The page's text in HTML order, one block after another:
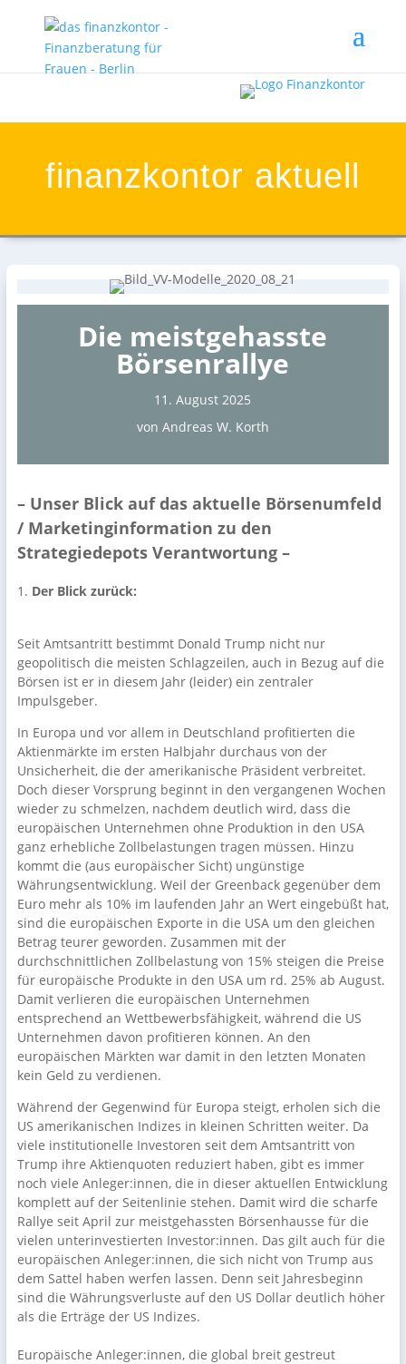
finanzkontor aktuell
Die meistgehasste
Börsenrallye
11. August 2025
von Andreas W. Korth
– Unser Blick auf das aktuelle Börsenumfeld
/ Marketinginformation zu den
Strategiedepots Verantwortung –
1. Der Blick zurück:
Seit Amtsantritt bestimmt Donald Trump nicht nur
geopolitisch die meisten Schlagzeilen, auch in Bezug auf die
Börsen ist er in diesem Jahr (leider) ein zentraler
Impulsgeber.
In Europa und vor allem in Deutschland profitierten die
Aktienmärkte im ersten Halbjahr durchaus von der
Unsicherheit, die der amerikanische Präsident verbreitet.
Doch dieser Vorsprung beginnt in den vergangenen Wochen
wieder zu schmelzen, nachdem deutlich wird, dass die
europäischen Unternehmen ohne Produktion in den USA
ganz erhebliche Zollbelastungen tragen müssen. Hinzu
kommt die (aus europäischer Sicht) ungünstige
Währungsentwicklung. Weil der Greenback gegenüber dem
Euro mehr als 10% im laufenden Jahr an Wert eingebüßt hat,
sind die europäischen Exporte in die USA um den gleichen
Betrag teurer geworden. Zusammen mit der
durchschnittlichen Zollbelastung von 15% steigen die Preise
für europäische Produkte in den USA um rd. 25% ab August.
Damit verlieren die europäischen Unternehmen
entsprechend an Wettbewerbsfähigkeit, während die US
Unternehmen davon profitieren können. An den
europäischen Märkten war damit in den letzten Monaten
kein Geld zu verdienen.
Während der Gegenwind für Europa steigt, erholen sich die
US amerikanischen Indizes in kleinen Schritten weiter. Da
viele institutionelle Investoren seit dem Amtsantritt von
Trump ihre Aktienquoten reduziert haben, gibt es immer
noch viele Anleger:innen, die in dieser aktuellen Entwicklung
komplett auf der Seitenlinie stehen. Damit wird die scharfe
Rallye seit April zur meistgehassten Börsenhausse für die
vielen unterinvestierten Investor:innen. Das gilt auch für die
europäischen Anleger:innen, die sich nicht von Trump aus
dem Sattel haben werfen lassen. Denn seit Jahresbeginn
sind die Währungsverluste auf den US Dollar deutlich höher
als die Erträge der US Indizes.
Europäische Anleger:innen, die global breit gestreut